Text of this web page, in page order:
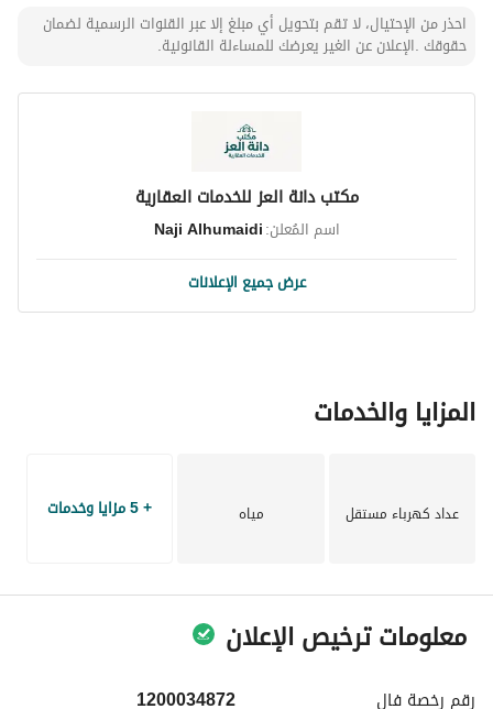
احذر من الإحتيال، لا تقم بتحويل أي مبلغ إلا عبر القنوات الرسمية لضمان
حقوقك .الإعلان عن الغير يعرضك للمساءلة القانونية.
مكتب دانة العز للخدمات العقارية
اسم المُعلن:Naji Alhumaidi
عرض جميع الإعلانات
المزايا والخدمات
عداد كهرباء مستقل مياه + 5 مزايا وخدمات
معلومات ترخيص الإعلان
رقم رخصة فال 1200034872